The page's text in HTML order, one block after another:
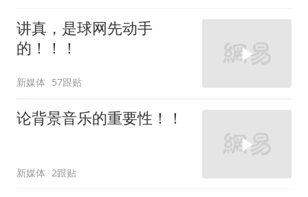
讲真，是球网先动手
的！！！
新媒体 57跟贴
论背景音乐的重要性！！
新媒体 2跟贴